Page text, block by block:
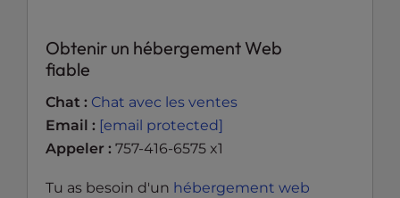
Obtenir un hébergement Web
fiable
Chat : Chat avec les ventes
Email : [email protected]
Appeler : 757-416-6575 x1
Tu as besoin d'un hébergement web